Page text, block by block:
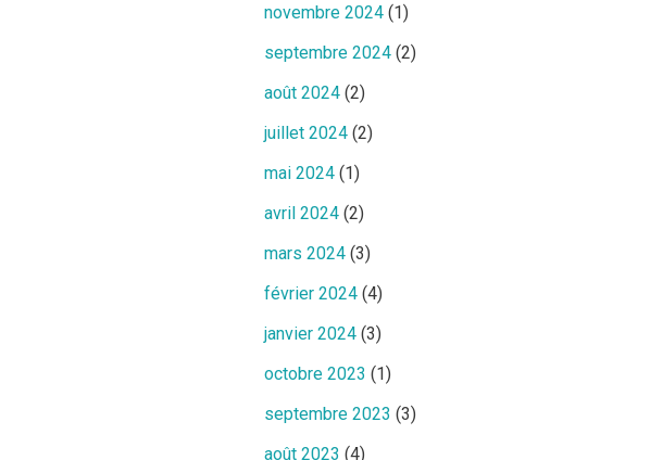
novembre 2024 (1)
septembre 2024 (2)
août 2024 (2)
juillet 2024 (2)
mai 2024 (1)
avril 2024 (2)
mars 2024 (3)
février 2024 (4)
janvier 2024 (3)
octobre 2023 (1)
septembre 2023 (3)
août 2023 (4)